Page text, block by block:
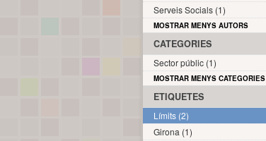
Serveis Socials (1)
MOSTRAR MENYS AUTORS
CATEGORIES
Sector públic (1)
MOSTRAR MENYS CATEGORIES
ETIQUETES
Límits (2)
Girona (1)